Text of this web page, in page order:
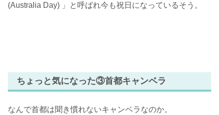
(Australia Day) 」と呼ばれ今も祝日になっているそう。
ちょっと気になった③首都キャンベラ
なんで首都は聞き慣れないキャンベラなのか。